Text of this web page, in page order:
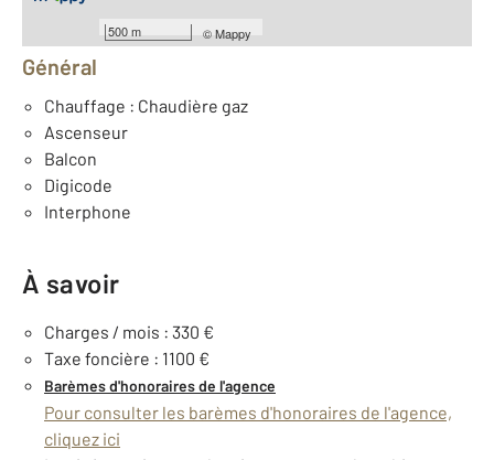
500 m ©Mappy
Équipements
Général
Chauffage : Chaudière gaz
Ascenseur
Balcon
Digicode
Interphone
À savoir
Charges / mois : 330 €
Taxe foncière : 1100 €
Barèmes d'honoraires de l'agence
Pour consulter les barèmes d'honoraires de l'agence,
cliquez ici